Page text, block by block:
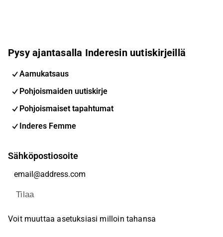
Pysy ajantasalla Inderesin uutiskirjeillä
Aamukatsaus
Pohjoismaiden uutiskirje
Pohjoismaiset tapahtumat
Inderes Femme
Sähköpostiosoite
Tilaa
Voit muuttaa asetuksiasi milloin tahansa